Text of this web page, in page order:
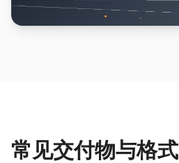
常见交付物与格式